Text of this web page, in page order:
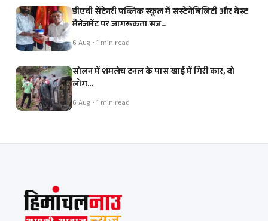
डीएवी सेंटेनरी पब्लिक स्कूल में सस्टेनेबिलिटी और वेस्ट
मैनेजमेंट पर जागरूकता सत्र…
6 Aug • 1 min read
सोलन में शमलेच टनल के पास खाई में गिरी कार, दो
लोग…
6 Aug • 1 min read